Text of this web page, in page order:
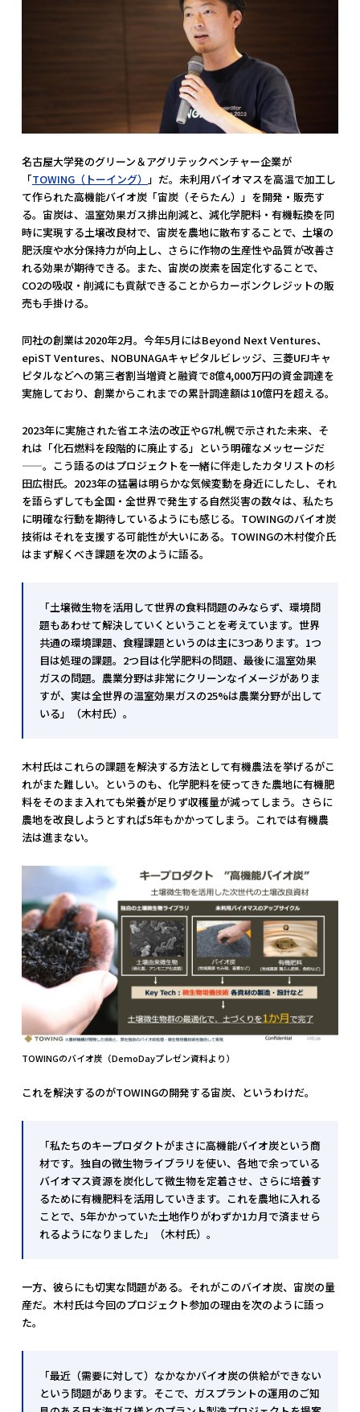
名古屋大学発のグリーン＆アグリテックベンチャー企業が
「TOWING（トーイング） 」だ。未利用バイオマスを高温で加工し
て作られた高機能バイオ炭「宙炭（そらたん）」を開発・販売す
る。宙炭は、温室効果ガス排出削減と、減化学肥料・有機転換を同
時に実現する土壌改良材で、宙炭を農地に散布することで、土壌の
肥沃度や水分保持力が向上し、さらに作物の生産性や品質が改善さ
れる効果が期待できる。また、宙炭の炭素を固定化することで、
CO2の吸収・削減にも貢献できることからカーボンクレジットの販
売も手掛ける。
同社の創業は2020年2月。今年5月にはBeyond Next Ventures、
epiST Ventures、NOBUNAGAキャピタルビレッジ、三菱UFJキャ
ピタルなどへの第三者割当増資と融資で8億4,000万円の資金調達を
実施しており、創業からこれまでの累計調達額は10億円を超える。
2023年に実施された省エネ法の改正やG7札幌で示された未来、そ
れは「化石燃料を段階的に廃止する」という明確なメッセージだ
——。こう語るのはプロジェクトを一緒に伴走したカタリストの杉
田広樹氏。2023年の猛暑は明らかな気候変動を身近にしたし、それ
を語らずしても全国・全世界で発生する自然災害の数々は、私たち
に明確な行動を期待しているようにも感じる。TOWINGのバイオ炭
技術はそれを支援する可能性が大いにある。TOWINGの木村俊介氏
はまず解くべき課題を次のように語る。
「土壌微生物を活用して世界の食料問題のみならず、環境問
題もあわせて解決していくということを考えています。世界
共通の環境課題、食糧課題というのは主に3つあります。1つ
目は処理の課題。2つ目は化学肥料の問題、最後に温室効果
ガスの問題。農業分野は非常にクリーンなイメージがありま
すが、実は全世界の温室効果ガスの25%は農業分野が出して
いる」（木村氏）。
木村氏はこれらの課題を解決する方法として有機農法を挙げるがこ
れがまた難しい。というのも、化学肥料を使ってきた農地に有機肥
料をそのまま入れても栄養が足りず収穫量が減ってしまう。さらに
農地を改良しようとすれば5年もかかってしまう。これでは有機農
法は進まない。
TOWINGのバイオ炭（DemoDayプレゼン資料より）
これを解決するのがTOWINGの開発する宙炭、というわけだ。
「私たちのキープロダクトがまさに高機能バイオ炭という商
材です。独自の微生物ライブラリを使い、各地で余っている
バイオマス資源を炭化して微生物を定着させ、さらに培養す
るために有機肥料を活用していきます。これを農地に入れる
ことで、5年かかっていた土地作りがわずか1カ月で済ませら
れるようになりました」（木村氏）。
一方、彼らにも切実な問題がある。それがこのバイオ炭、宙炭の量
産だ。木村氏は今回のプロジェクト参加の理由を次のように語っ
た。
「最近（需要に対して）なかなかバイオ炭の供給ができない
という問題があります。そこで、ガスプラントの運用のご知